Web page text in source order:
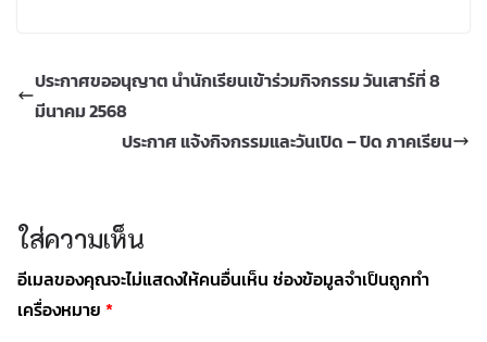
ประกาศขออนุญาต นำนักเรียนเข้าร่วมกิจกรรม วันเสาร์ที่ 8
มีนาคม 2568
ประกาศ แจ้งกิจกรรมและวันเปิด – ปิด ภาคเรียน
ใส่ความเห็น
อีเมลของคุณจะไม่แสดงให้คนอื่นเห็น ช่องข้อมูลจำเป็นถูกทำ
เครื่องหมาย *